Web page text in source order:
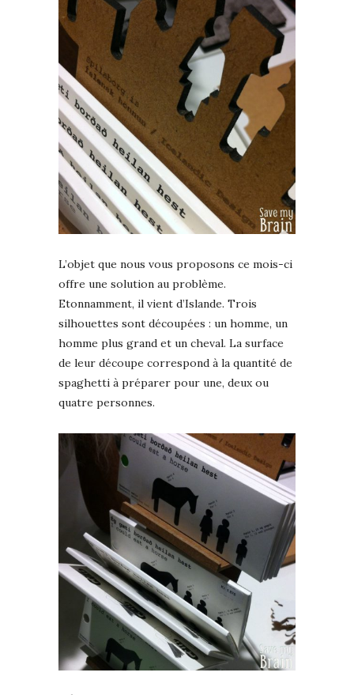
L’objet que nous vous proposons ce mois-ci
offre une solution au problème.
Etonnamment, il vient d’Islande. Trois
silhouettes sont découpées : un homme, un
homme plus grand et un cheval. La surface
de leur découpe correspond à la quantité de
spaghetti à préparer pour une, deux ou
quatre personnes.